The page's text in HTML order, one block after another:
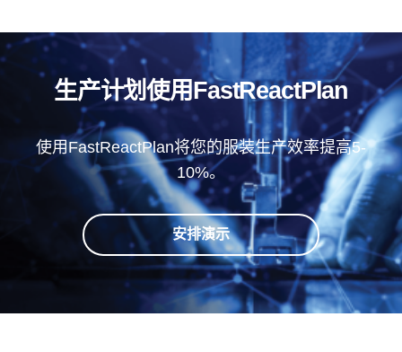
生产计划使用FastReactPlan
使用FastReactPlan将您的服装生产效率提高5-
10%。
安排演示